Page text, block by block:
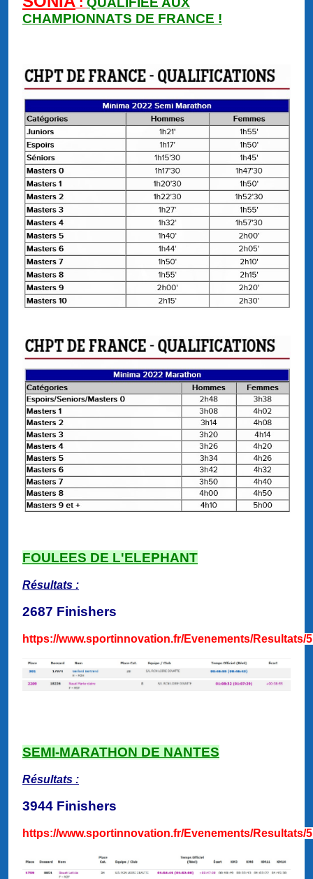
CHAMPIONNATS DE FRANCE !
FOULEES DE L'ELEPHANT
Résultats :
2687 Finishers
https://www.sportinnovation.fr/Evenements/Resultats/
SEMI-MARATHON DE NANTES
Résultats :
3944 Finishers
https://www.sportinnovation.fr/Evenements/Resultats/